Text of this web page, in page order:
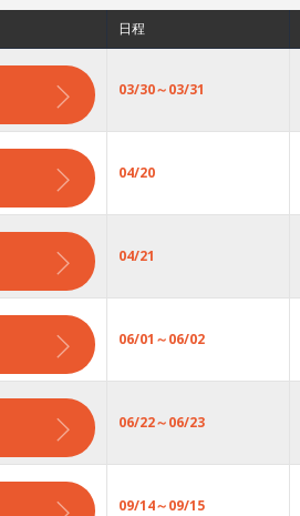
日程
03/30～03/31
04/20
04/21
06/01～06/02
06/22～06/23
09/14～09/15